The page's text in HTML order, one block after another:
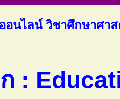
น์ วิชาศึกษาศาสตร์ใ
: